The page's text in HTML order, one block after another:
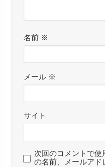
名前 ※
メール ※
サイト
次回のコメントで使
の名前、メールアド